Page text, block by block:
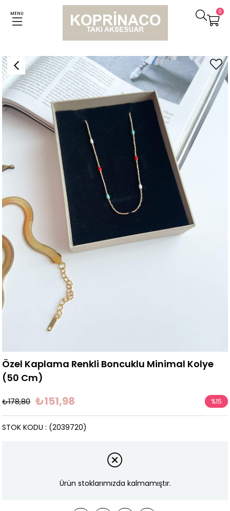
MENU 0
Kolyeler Özel Kaplama Renkli Boncuklu Minimal Kolye (50 Cm)
Özel Kaplama Renkli Boncuklu Minimal Kolye
(50 Cm)
₺178,80 ₺151,98 %15
İndirim
(2039720)
STOK KODU
Ürün stoklarımızda kalmamıştır.